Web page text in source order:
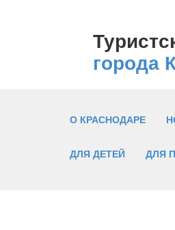
города
О КРАСНОДАРЕ
ДЛЯ ДЕТЕЙ ДЛЯ